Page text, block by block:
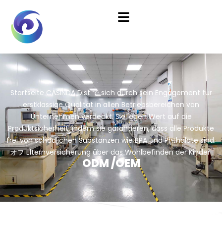
Startseite CASINDA Dist で sich durch sein Engagement für
erstklassige Qualität in allen Betriebsbereichen von
Unternehmen verdeckt. Sie legen Wert auf die
Produktsicherheit, indem sie garantieren, dass alle Produkte
frei von schädlichen Substanzen wie BPA und Phthalate sind.
オフ Elternversicherung über das Wohlbefinden der Kinder.
ODM /OEM